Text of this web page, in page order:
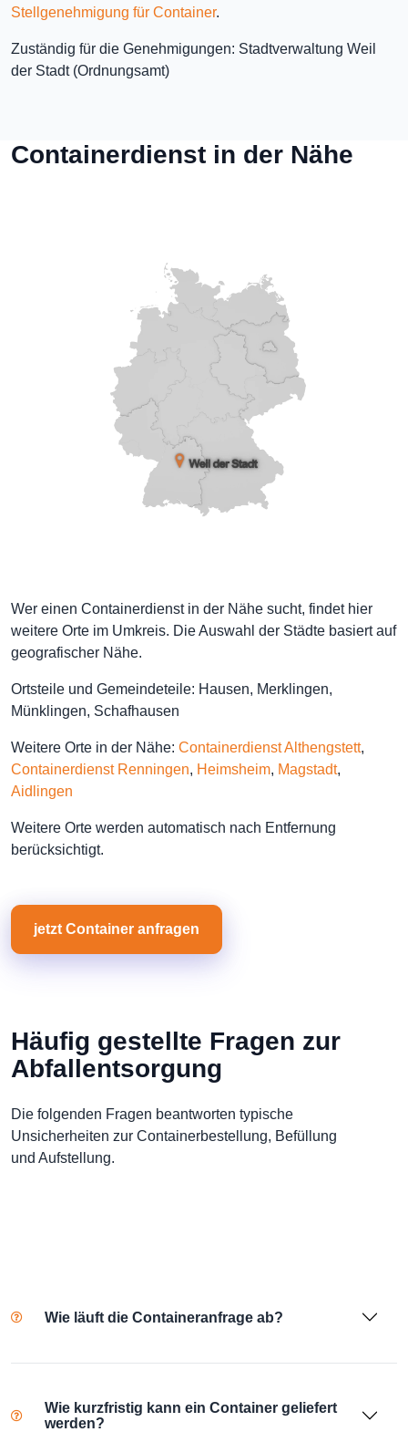
Stellgenehmigung für Container.
Zuständig für die Genehmigungen: Stadtverwaltung Weil
der Stadt (Ordnungsamt)
Containerdienst in der Nähe
Wer einen Containerdienst in der Nähe sucht, findet hier
weitere Orte im Umkreis. Die Auswahl der Städte basiert auf
geografischer Nähe.
Ortsteile und Gemeindeteile: Hausen, Merklingen,
Münklingen, Schafhausen
Weitere Orte in der Nähe: Containerdienst Althengstett,
Containerdienst Renningen, Heimsheim, Magstadt,
Aidlingen
Weitere Orte werden automatisch nach Entfernung
berücksichtigt.
jetzt Container anfragen
Häufig gestellte Fragen zur
Abfallentsorgung
Die folgenden Fragen beantworten typische
Unsicherheiten zur Containerbestellung, Befüllung
und Aufstellung.
Wie läuft die Containeranfrage ab?
Wie kurzfristig kann ein Container geliefert
werden?